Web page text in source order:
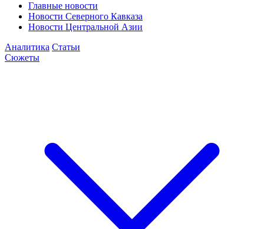
Главные новости
Новости Северного Кавказа
Новости Центральной Азии
Аналитика Статьи
Сюжеты